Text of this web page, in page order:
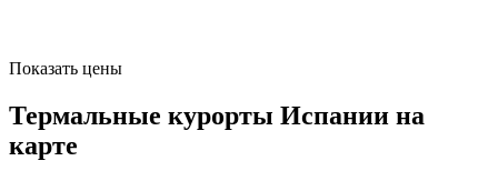
Показать цены
Термальные курорты Испании на
карте